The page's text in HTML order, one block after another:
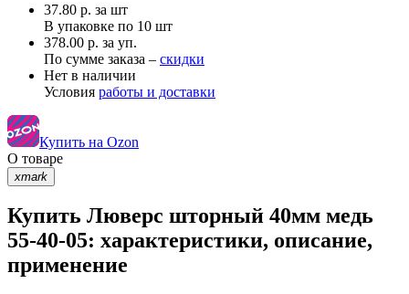
37.80 р. за шт
В упаковке по 10 шт
378.00 р. за уп.
По сумме заказа – скидки
Нет в наличии
Условия работы и доставки
Купить на Ozon
О товаре
xmark
Купить Люверс шторный 40мм медь
55-40-05: характеристики, описание,
применение